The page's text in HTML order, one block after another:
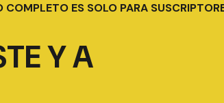
COMPLETO ES SOLO PARA
Y A